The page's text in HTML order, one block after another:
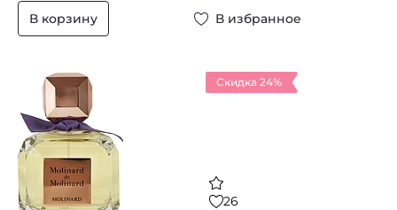
В корзину В избранное
Скидка 24%
26